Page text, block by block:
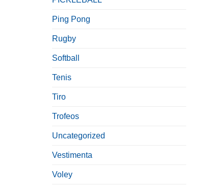
Ping Pong
Rugby
Softball
Tenis
Tiro
Trofeos
Uncategorized
Vestimenta
Voley